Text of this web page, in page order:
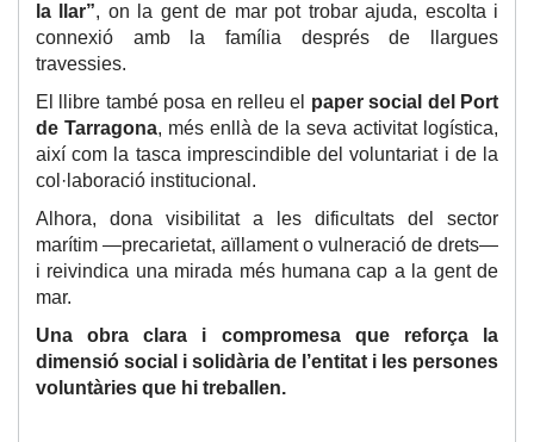
la llar”, on la gent de mar pot trobar ajuda, escolta i
connexió amb la família després de llargues
travessies.
El llibre també posa en relleu el paper social del Port
de Tarragona, més enllà de la seva activitat logística,
així com la tasca imprescindible del voluntariat i de la
col·laboració institucional.
Alhora, dona visibilitat a les dificultats del sector
marítim —precarietat, aïllament o vulneració de drets—
i reivindica una mirada més humana cap a la gent de
mar.
Una obra clara i compromesa que reforça la
dimensió social i solidària de l’entitat i les persones
voluntàries que hi treballen.